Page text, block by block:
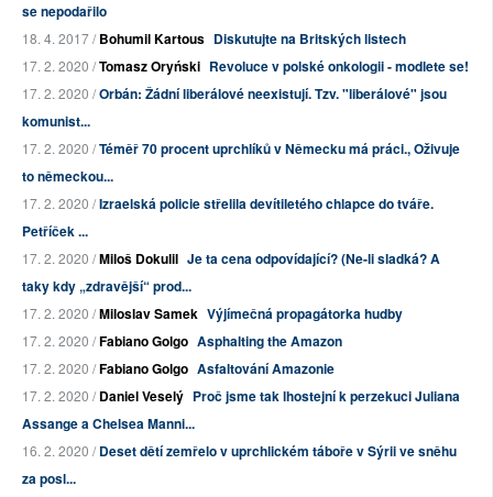
se nepodařilo
18. 4. 2017 /Bohumil Kartous Diskutujte na Britských listech
17. 2. 2020 /Tomasz Oryński Revoluce v polské onkologii - modlete se!
17. 2. 2020 /Orbán: Žádní liberálové neexistují. Tzv. "liberálové" jsou
komunist...
17. 2. 2020 /Téměř 70 procent uprchlíků v Německu má práci., Oživuje
to německou...
17. 2. 2020 /Izraelská policie střelila devítiletého chlapce do tváře.
Petříček ...
17. 2. 2020 /Miloš Dokulil Je ta cena odpovídající? (Ne-li sladká? A
taky kdy „zdravější“ prod...
17. 2. 2020 /Miloslav Samek Výjímečná propagátorka hudby
17. 2. 2020 /Fabiano Golgo Asphalting the Amazon
17. 2. 2020 /Fabiano Golgo Asfaltování Amazonie
17. 2. 2020 /Daniel Veselý Proč jsme tak lhostejní k perzekuci Juliana
Assange a Chelsea Manni...
16. 2. 2020 /Deset dětí zemřelo v uprchlickém táboře v Sýrii ve sněhu
za posl...